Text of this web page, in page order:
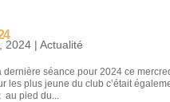
2024| Actualité
dernière séance pour 2024 ce
les plus jeune du club c’était
au pied du...